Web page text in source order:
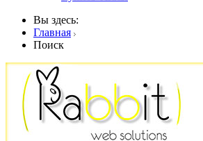
Вы здесь:
Главная
Поиск